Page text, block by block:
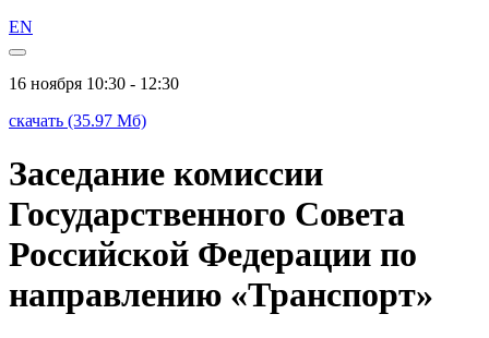
EN
16 ноября 10:30 - 12:30
скачать (35.97 Мб)
Заседание комиссии
Государственного Совета
Российской Федерации по
направлению «Транспорт»